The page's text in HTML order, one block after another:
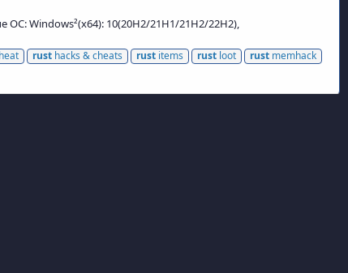
Windows²(x64): 10(20H2/21H1/21H2/22H2),
rust hacks & cheats rust items rust loot rust memhack